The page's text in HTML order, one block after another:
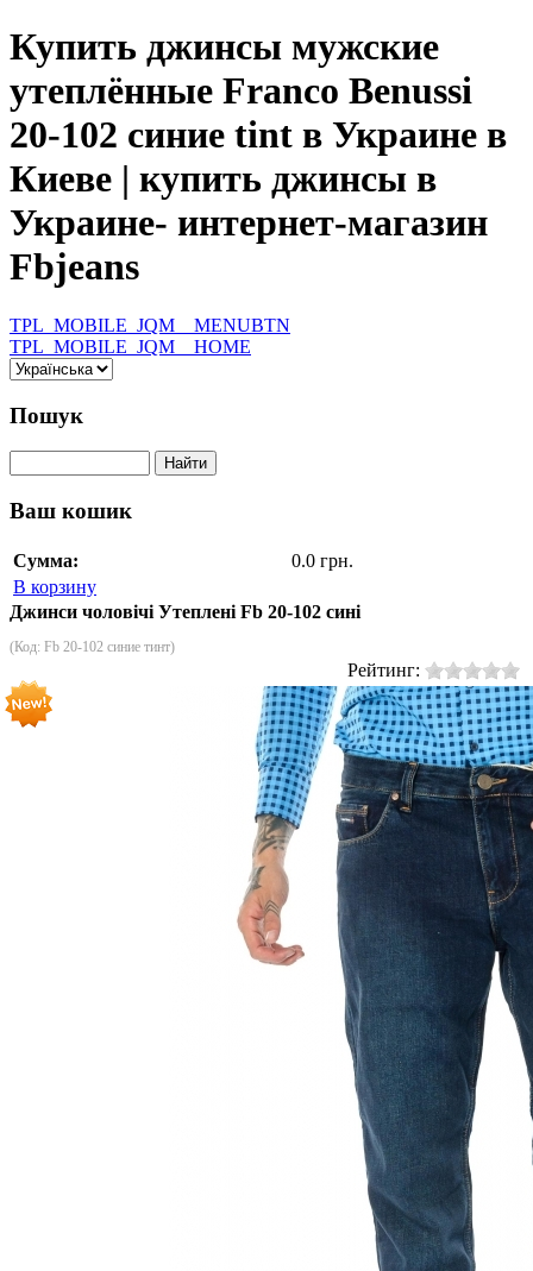
Купить джинсы мужские
утеплённые Franco Benussi
20-102 синие tint в Украине в
Киеве | купить джинсы в
Украине- интернет-магазин
Fbjeans
TPL_MOBILE_JQM__MENUBTN
TPL_MOBILE_JQM__HOME
Пошук
Ваш кошик
Сумма:
0.0 грн.
В корзину
Джинси чоловічі Утеплені Fb 20-102 сині
(Код: Fb 20-102 синие тинт)
Рейтинг: